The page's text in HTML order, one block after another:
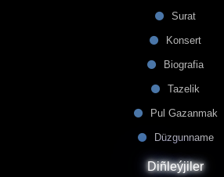
Surat
Konsert
Biografia
Tazelik
Pul Gazanmak
Düzgunname
Diñleýjiler